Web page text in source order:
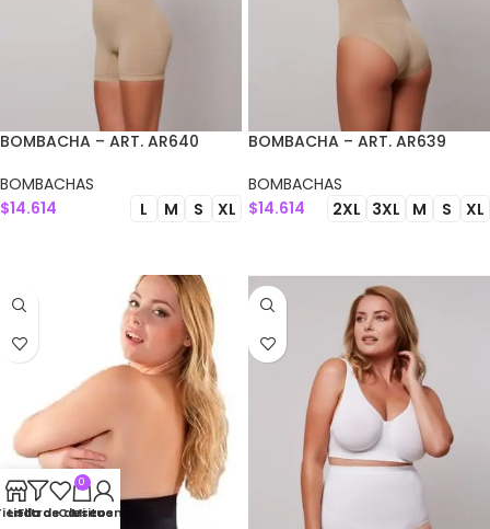
BOMBACHA – ART. AR640
BOMBACHAS
$14.614 L M S XL
BOMBACHA – ART. AR639
BOMBACHAS
$14.614 2XL 3XL M S XL
Filtros
Lista de deseos
0
Carrito
Mi cuenta